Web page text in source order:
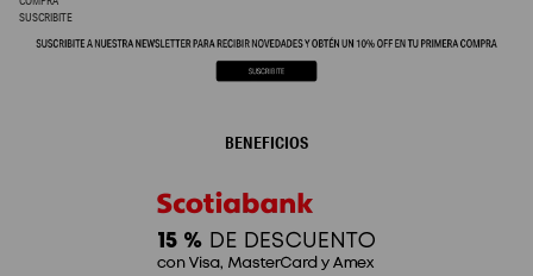
SUSCRIBITE
BENEFICIOS